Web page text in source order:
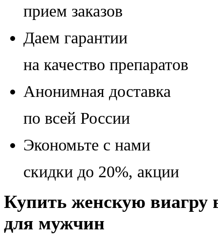
прием заказов
Даем гарантии
на качество препаратов
Анонимная доставка
по всей России
Экономьте с нами
скидки до 20%, акции
Купить женскую виагру
для мужчин